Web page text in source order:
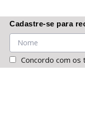
Cadastre-se para
Concordo com os